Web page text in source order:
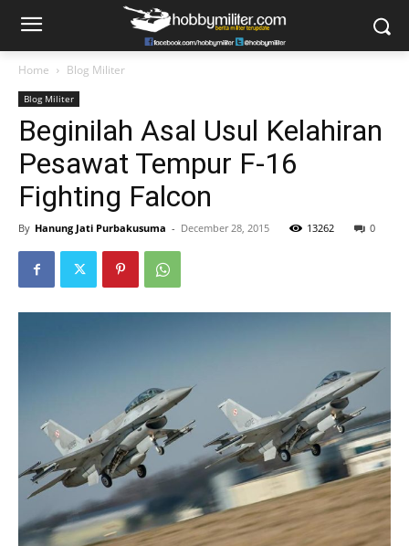
Home Blog Militer
Blog Militer
Beginilah Asal Usul Kelahiran
Pesawat Tempur F-16
Fighting Falcon
By Hanung Jati Purbakusuma - December 28, 2015 13262 0